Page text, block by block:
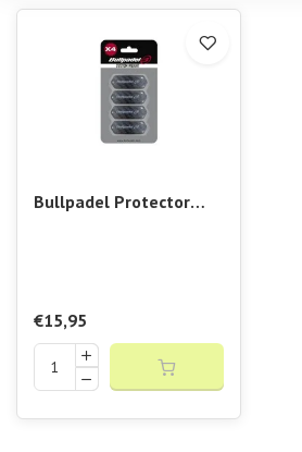
Bullpadel Protector
€15,95